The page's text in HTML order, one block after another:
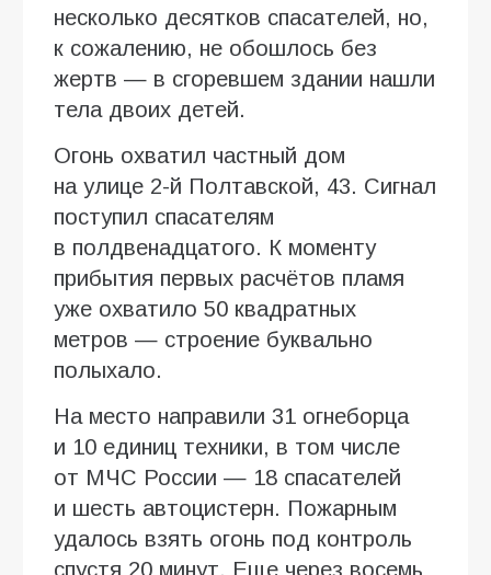
несколько десятков спасателей, но,
к сожалению, не обошлось без
жертв — в сгоревшем здании нашли
тела двоих детей.
Огонь охватил частный дом
на улице 2-й Полтавской, 43. Сигнал
поступил спасателям
в полдвенадцатого. К моменту
прибытия первых расчётов пламя
уже охватило 50 квадратных
метров — строение буквально
полыхало.
На место направили 31 огнеборца
и 10 единиц техники, в том числе
от МЧС России — 18 спасателей
и шесть автоцистерн. Пожарным
удалось взять огонь под контроль
спустя 20 минут. Еще через восемь